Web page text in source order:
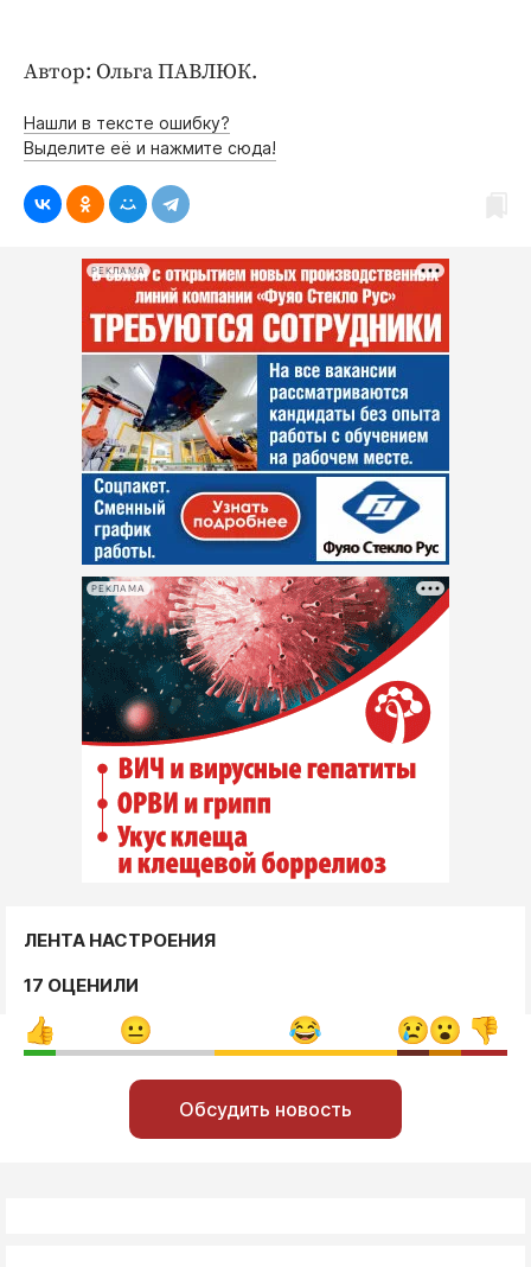
Автор: Ольга ПАВЛЮК.
Нашли в тексте ошибку?
Выделите её и нажмите сюда!
РЕКЛАМА
РЕКЛАМА
ЛЕНТА НАСТРОЕНИЯ
17 ОЦЕНИЛИ
Обсудить новость